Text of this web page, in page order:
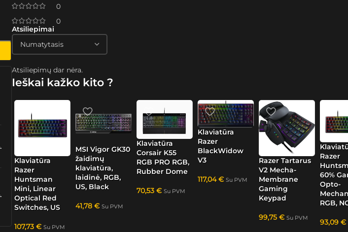
0
0
Atsiliepimai
Atsiliepimų dar nėra.
Ieškai kažko kito ?
Klaviatūra
Razer
Huntsman
Mini, Linear
Optical Red
Switches, US
107,73 € Su PVM
MSI Vigor GK30
žaidimų
klaviatūra,
laidinė, RGB,
US, Black
41,78 € Su PVM
Klaviatūra
Corsair K55
RGB PRO RGB,
Rubber Dome
70,53 € Su PVM
Klaviatūra
Razer
BlackWidow
V3
117,04€ Su PVM
Razer Tartarus
V2 Mecha-
Membrane
Gaming
Keypad
99,75 € Su PVM
Razer
60%
Opto-
RGB,
93,09 €